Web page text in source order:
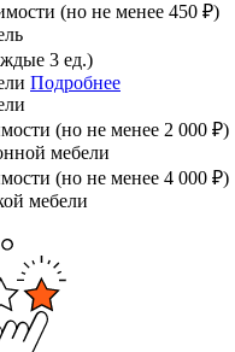
(но не менее 450 ₽)
3 ед.)
Подробнее
(но не менее 2 000 ₽)
мебели
(но не менее 4 000 ₽)
мебели